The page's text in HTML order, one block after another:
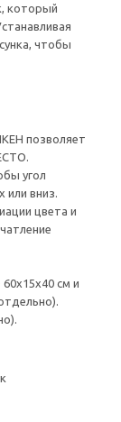
который
чтобы
позволяет
угол
вниз.
цвета и
см и